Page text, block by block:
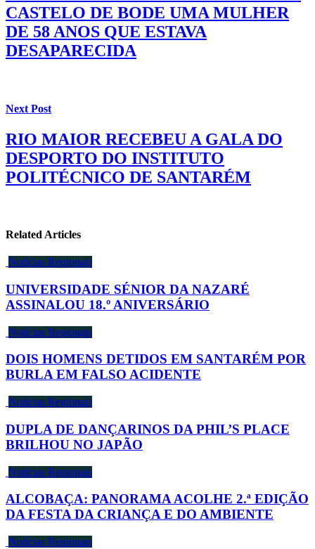
CASTELO DE BODE UMA MULHER
DE 58 ANOS QUE ESTAVA
DESAPARECIDA
Next Post
RIO MAIOR RECEBEU A GALA DO
DESPORTO DO INSTITUTO
POLITÉCNICO DE SANTARÉM
Related Articles
Notícias Regionais
UNIVERSIDADE SÉNIOR DA NAZARÉ
ASSINALOU 18.º ANIVERSÁRIO
Notícias Regionais
DOIS HOMENS DETIDOS EM SANTARÉM POR
BURLA EM FALSO ACIDENTE
Notícias Regionais
DUPLA DE DANÇARINOS DA PHIL’S PLACE
BRILHOU NO JAPÃO
Notícias Regionais
ALCOBAÇA: PANORAMA ACOLHE 2.ª EDIÇÃO
DA FESTA DA CRIANÇA E DO AMBIENTE
Notícias Regionais